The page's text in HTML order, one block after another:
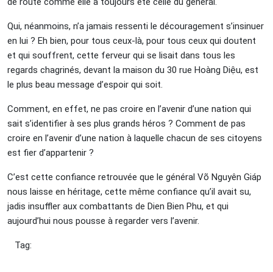
Qui, néanmoins, n’a jamais ressenti le découragement s’insinuer
en lui ? Eh bien, pour tous ceux-là, pour tous ceux qui doutent
et qui souffrent, cette ferveur qui se lisait dans tous les
regards chagrinés, devant la maison du 30 rue Hoàng Diệu, est
le plus beau message d’espoir qui soit.
Comment, en effet, ne pas croire en l’avenir d’une nation qui
sait s’identifier à ses plus grands héros ? Comment de pas
croire en l’avenir d’une nation à laquelle chacun de ses citoyens
est fier d’appartenir ?
C’est cette confiance retrouvée que le général Võ Nguyên Giáp
nous laisse en héritage, cette même confiance qu’il avait su,
jadis insuffler aux combattants de Dien Bien Phu, et qui
aujourd’hui nous pousse à regarder vers l’avenir.
Tag: